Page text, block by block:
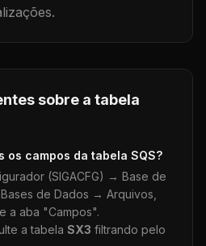
sobre a tabela
os campos da tabela SQS?
(SIGACFG) → Base de
de Dados → Arquivos,
a aba "Campos".
a tabela SX3 filtrando pelo